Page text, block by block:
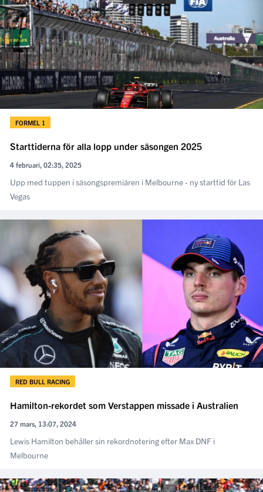
FORMEL 1
Starttiderna för alla lopp under säsongen 2025
4 februari, 02:35, 2025
Upp med tuppen i säsongspremiären i Melbourne - ny starttid för Las
Vegas
RED BULL RACING
Hamilton-rekordet som Verstappen missade i Australien
27 mars, 13:07, 2024
Lewis Hamilton behåller sin rekordnotering efter Max DNF i
Melbourne